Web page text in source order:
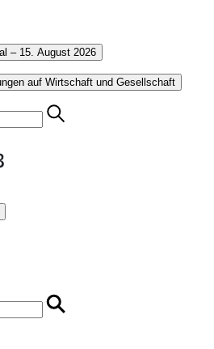
– 15. August 2026
auf Wirtschaft und Gesellschaft